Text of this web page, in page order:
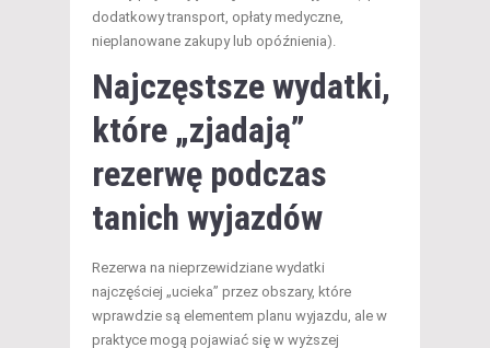
dodatkowy transport, opłaty medyczne,
nieplanowane zakupy lub opóźnienia).
Najczęstsze wydatki,
które „zjadają”
rezerwę podczas
tanich wyjazdów
Rezerwa na nieprzewidziane wydatki
najczęściej „ucieka” przez obszary, które
wprawdzie są elementem planu wyjazdu, ale w
praktyce mogą pojawiać się w wyższej